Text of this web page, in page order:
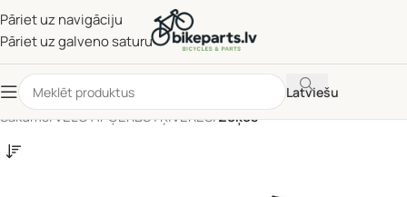
Pāriet uz navigāciju
Pāriet uz galveno saturu
Latviešu
Sākums/VELO APĢĒRBS | ĶIVERES/Zeķes